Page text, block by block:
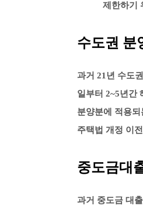
제한하기 위
수도권 분
과거 21년 수도
일부터 2~5년간
분양분에 적용
주택법 개정 이
중도금대
과거 중도금 대